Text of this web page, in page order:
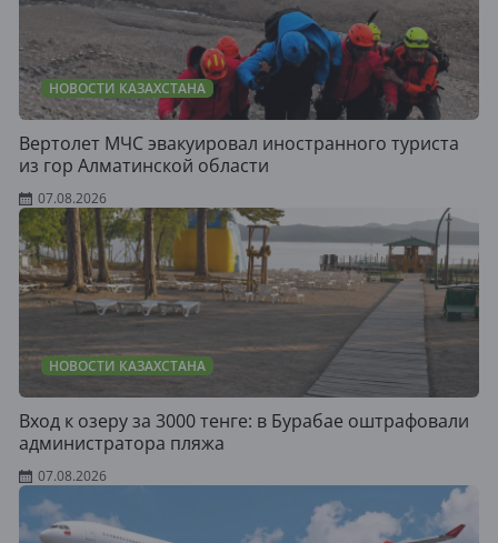
НОВОСТИ КАЗАХСТАНА
Вертолет МЧС эвакуировал иностранного туриста
из гор Алматинской области
07.08.2026
НОВОСТИ КАЗАХСТАНА
Вход к озеру за 3000 тенге: в Бурабае оштрафовали
администратора пляжа
07.08.2026